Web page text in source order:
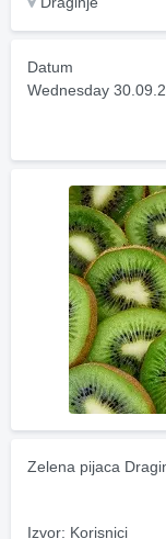
Datum
Wednesday
Zelena pijaca
Izvor: Korisnici